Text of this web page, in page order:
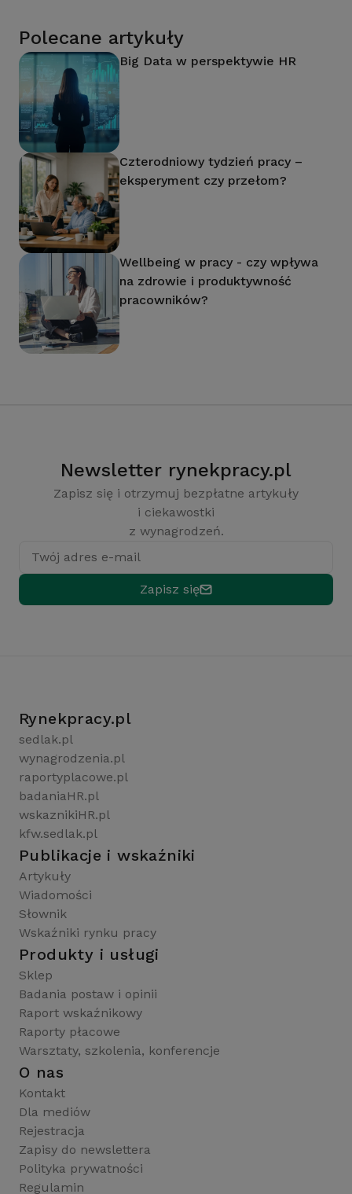
Polecane artykuły
Big Data w perspektywie HR
Czterodniowy tydzień pracy –
eksperyment czy przełom?
Wellbeing w pracy - czy wpływa
na zdrowie i produktywność
pracowników?
Newsletter rynekpracy.pl
Zapisz się i otrzymuj bezpłatne artykuły
i ciekawostki
z wynagrodzeń.
Twój adres e-mail
Zapisz się
Rynekpracy.pl
sedlak.pl
wynagrodzenia.pl
raportyplacowe.pl
badaniaHR.pl
wskaznikiHR.pl
kfw.sedlak.pl
Publikacje i wskaźniki
Artykuły
Wiadomości
Słownik
Wskaźniki rynku pracy
Produkty i usługi
Sklep
Badania postaw i opinii
Raport wskaźnikowy
Raporty płacowe
Warsztaty, szkolenia, konferencje
O nas
Kontakt
Dla mediów
Rejestracja
Zapisy do newslettera
Polityka prywatności
Regulamin